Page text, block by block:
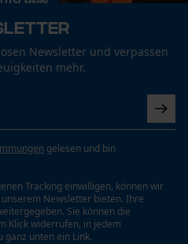
Newsletter und verpassen
mehr.
gelesen und bin
Tracking einwilligen, können wir
Newsletter bieten. Ihre
Sie können die
Klick widerrufen, in jedem
unten ein Link.
Web Analytics Tool
Tracking
Startseite